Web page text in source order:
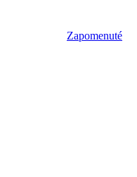
Zapomenuté